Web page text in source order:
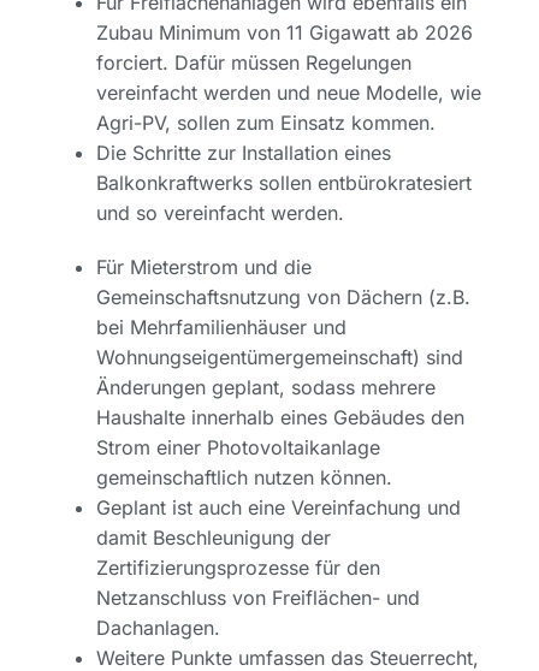
Zubau Minimum von 11 Gigawatt ab 2026
forciert. Dafür müssen Regelungen
vereinfacht werden und neue Modelle, wie
Agri-PV, sollen zum Einsatz kommen.
Die Schritte zur Installation eines
Balkonkraftwerks sollen entbürokratesiert
und so vereinfacht werden.
Für Mieterstrom und die
Gemeinschaftsnutzung von Dächern (z.B.
bei Mehrfamilienhäuser und
Wohnungseigentümergemeinschaft) sind
Änderungen geplant, sodass mehrere
Haushalte innerhalb eines Gebäudes den
Strom einer Photovoltaikanlage
gemeinschaftlich nutzen können.
Geplant ist auch eine Vereinfachung und
damit Beschleunigung der
Zertifizierungsprozesse für den
Netzanschluss von Freiflächen- und
Dachanlagen.
Weitere Punkte umfassen das Steuerrecht,